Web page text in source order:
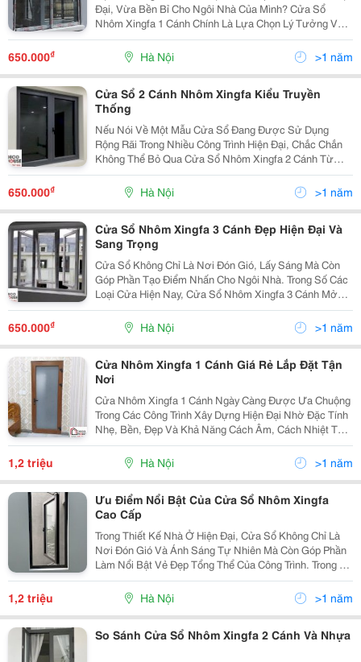
Đại, Vừa Bền Bỉ Cho Ngôi Nhà Của Mình? Cửa Sổ
Nhôm Xingfa 1 Cánh Chính Là Lựa Chọn Lý Tưởng Với
Thiết Kế Tinh Tế, Khả Năng Chống Chịu Thời Tiết Tuyệt
Vời Và Đa Dạng Trong Kiểu Dáng. Không Chỉ Mang...
650.000₫ Hà Nội >1 năm
Cửa Sổ 2 Cánh Nhôm Xingfa Kiểu Truyền
Thống
Nếu Nói Về Một Mẫu Cửa Sổ Đang Được Sử Dụng
Rộng Rãi Trong Nhiều Công Trình Hiện Đại, Chắc Chắn
Không Thể Bỏ Qua Cửa Sổ Nhôm Xingfa 2 Cánh Từ
Decohouse. Với Thời Gian Dài Có Mặt Trên Thị Trường,
Sản Phẩm Này Đã Khẳng Định Vị Thế Của Mình Trong
650.000₫ Hà Nội >1 năm
Cửa Sổ Nhôm Xingfa 3 Cánh Đẹp Hiện Đại Và
Sang Trọng
Cửa Sổ Không Chỉ Là Nơi Đón Gió, Lấy Sáng Mà Còn
Góp Phần Tạo Điểm Nhấn Cho Ngôi Nhà. Trong Số Các
Loại Cửa Hiện Nay, Cửa Sổ Nhôm Xingfa 3 Cánh Mở
Quay Kết Hợp Mở Hất Đang Được Nhiều Gia Đình Tại
Hà Nội Lựa Chọn Nhờ Thiết Kế Linh Hoạt, Hiện Đại Và
650.000₫ Hà Nội >1 năm
Cửa Nhôm Xingfa 1 Cánh Giá Rẻ Lắp Đặt Tận
Nơi
Cửa Nhôm Xingfa 1 Cánh Ngày Càng Được Ưa Chuộng
Trong Các Công Trình Xây Dựng Hiện Đại Nhờ Đặc Tính
Nhẹ, Bền, Đẹp Và Khả Năng Cách Âm, Cách Nhiệt Tốt.
Với Sự Đa Dạng Mẫu Cửa Ra Vào, Cửa Sổ Nhôm
Xingfa 1 Cánh Mở Quay, Mở Lùa, Mở Hất Phù Hợp
Nhiều Công...
1,2 triệu Hà Nội >1 năm
Ưu Điểm Nổi Bật Của Cửa Sổ Nhôm Xingfa
Cao Cấp
Trong Thiết Kế Nhà Ở Hiện Đại, Cửa Sổ Không Chỉ Là
Nơi Đón Gió Và Ánh Sáng Tự Nhiên Mà Còn Góp Phần
Làm Nổi Bật Vẻ Đẹp Tổng Thể Của Công Trình. Trong Số
Các Dòng Sản Phẩm Được Ưa Chuộng Hiện Nay, Cửa
Sổ Nhôm Xingfa Nổi Bật Nhờ Thiết Kế Sang Trọng,
1,2 triệu Hà Nội >1 năm
So Sánh Cửa Sổ Nhôm Xingfa 2 Cánh Và Nhựa